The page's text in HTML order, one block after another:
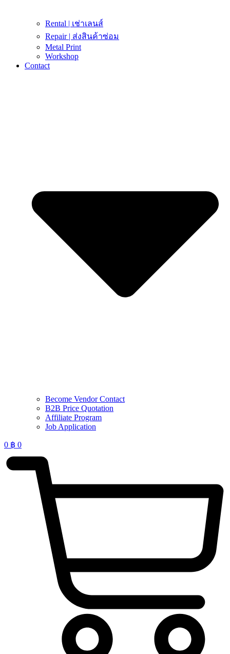
Rental | เช่าเลนส์
Repair | ส่งสินค้าซ่อม
Metal Print
Workshop
Contact
Become Vendor Contact
B2B Price Quotation
Affiliate Program
Job Application
0 ฿ 0